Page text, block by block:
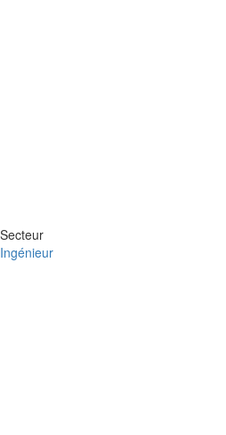
Secteur
Ingénieur